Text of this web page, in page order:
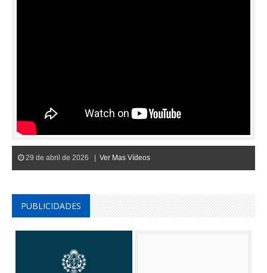
29 de abril de 2026 | Ver Mas Vídeos
PUBLICIDADES